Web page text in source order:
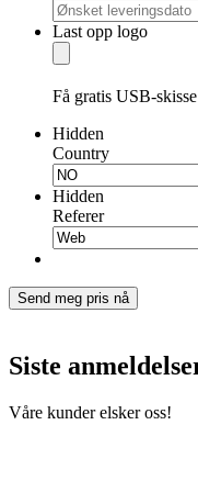
Last opp logo
Få gratis USB-
Hidden
Country
Hidden
Referer
Send meg pris nå
Siste
Våre kunder elsker oss!